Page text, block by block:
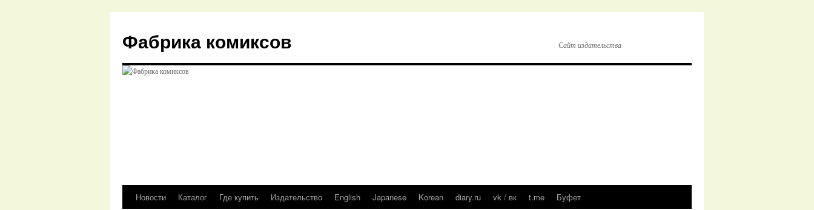
содержимому
Фабрика комиксов Сайт издательства
Новости Каталог Где купить Издательство English Japanese Korean diary.ru vk / вк t.me Буфет